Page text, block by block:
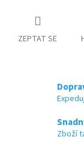
ZEPTAT SE
Zboží